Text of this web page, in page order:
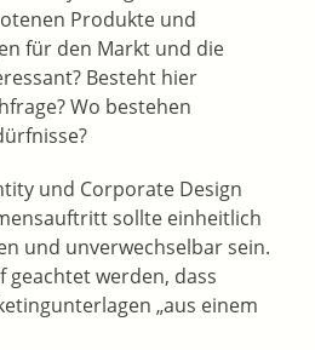
Produkte und
für den Markt und die
Besteht hier
Wo bestehen
und Corporate Design
sollte einheitlich
und unverwechselbar sein.
geachtet werden, dass
„aus einem